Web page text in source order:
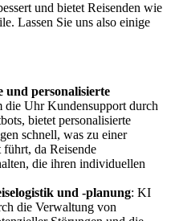
und bietet Reisenden wie
Lassen Sie uns also einige
und personalisierte
die Uhr Kundensupport durch
bietet personalisierte
schnell, was zu einer
da Reisende
die ihren individuellen
und -planung: KI
die Verwaltung von